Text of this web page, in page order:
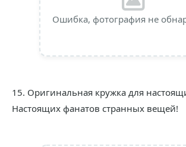
Ошибка, фотография не
15. Оригинальная кружка для
Настоящих фанатов странных вещей!